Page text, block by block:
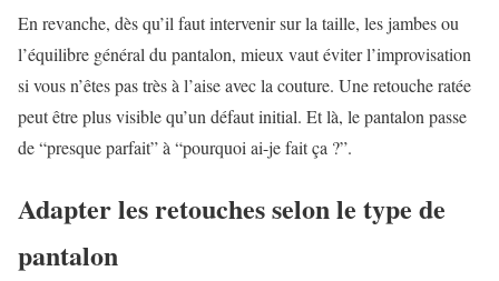
En revanche, dès qu’il faut intervenir sur la taille, les jambes ou
l’équilibre général du pantalon, mieux vaut éviter l’improvisation
si vous n’êtes pas très à l’aise avec la couture. Une retouche ratée
peut être plus visible qu’un défaut initial. Et là, le pantalon passe
de “presque parfait” à “pourquoi ai-je fait ça ?”.
Adapter les retouches selon le type de
pantalon